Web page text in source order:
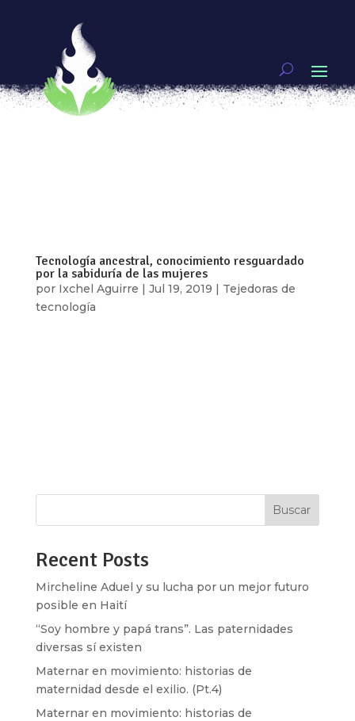
Tejedoras de Tecnología
porAnaiz Zamora #Technolovers
[vc_row type=»in_container»
full_screen_row_position=»middle»
Tecnología ancestral, conocimiento resguardado
por la sabiduría de las mujeres
por Ixchel Aguirre | Jul 19, 2019 | Tejedoras de
tecnología
Buscar
Recent Posts
Mircheline Aduel y su lucha por un mejor futuro
posible en Haití
“Soy hombre y papá trans”. Las paternidades
diversas sí existen
Maternar en movimiento: historias de
maternidad desde el exilio. (Pt.4)
Maternar en movimiento: historias de